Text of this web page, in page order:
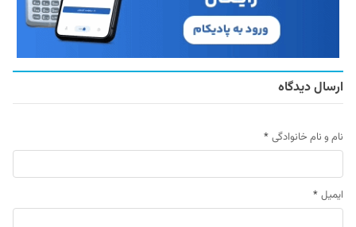
ارسال دیدگاه
نام و نام خانوادگی *
ایمیل *